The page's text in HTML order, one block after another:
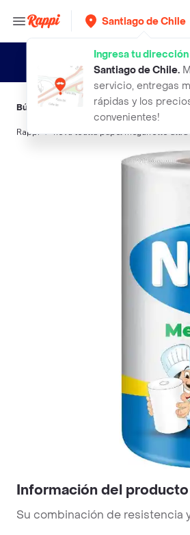
Santiago de Chile
Ingresa tu dirección
Santiago de Chile.
servicio, entregas
rápidas y los
convenientes!
Búsquedas relacionadas:Toallas de
Rappi nova toalla papel megarrollo ultra
Información del producto
Su combinación de resistencia